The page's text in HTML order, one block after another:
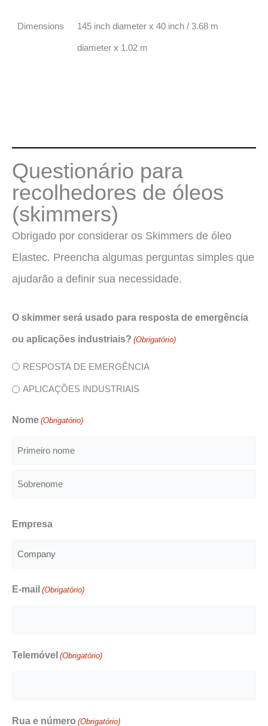
Dimensions 145 inch diameter x 40 inch / 3.68 m
diameter x 1.02 m
Questionário para
recolhedores de óleos
(skimmers)
Obrigado por considerar os Skimmers de óleo
Elastec. Preencha algumas perguntas simples que
ajudarão a definir sua necessidade.
O skimmer será usado para resposta de emergência
ou aplicações industriais? (Obrigatório)
RESPOSTA DE EMERGÊNCIA
APLICAÇÕES INDUSTRIAIS
Nome (Obrigatório)
Empresa
E-mail (Obrigatório)
Telemóvel (Obrigatório)
Rua e número (Obrigatório)